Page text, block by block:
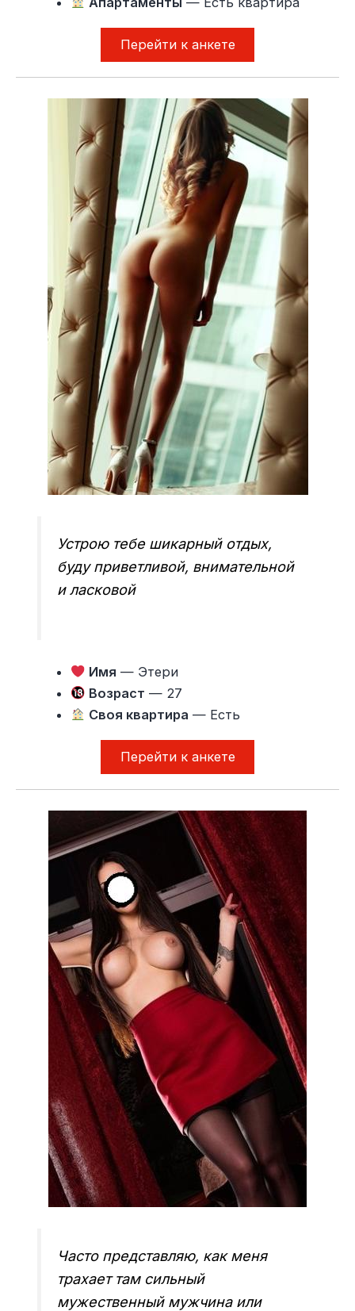
Перейти к анкете
Устрою тебе шикарный отдых,
буду приветливой, внимательной
и ласковой
Имя — Этери
Возраст — 27
Своя квартира — Есть
Перейти к анкете
Часто представляю, как меня
трахает там сильный
мужественный мужчина или